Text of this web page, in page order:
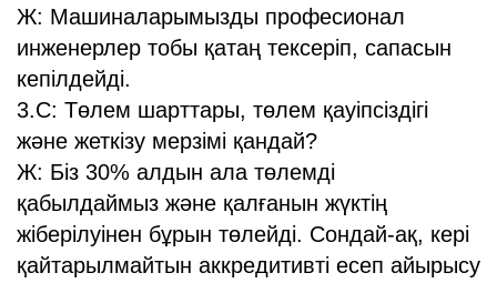
Ж: Машиналарымызды професионал
инженерлер тобы қатаң тексеріп, сапасын
кепілдейді.
3.С: Төлем шарттары, төлем қауіпсіздігі
және жеткізу мерзімі қандай?
Ж: Біз 30% алдын ала төлемді
қабылдаймыз және қалғанын жүктің
жіберілуінен бұрын төлейді. Сондай-ақ, кері
қайтарылмайтын аккредитивті есеп айырысу